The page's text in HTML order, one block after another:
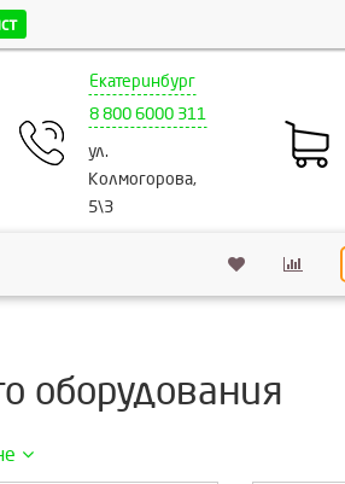
Екатеринбург
8 800 6000 311
ул.
Колмогорова,
5\3
оборудования